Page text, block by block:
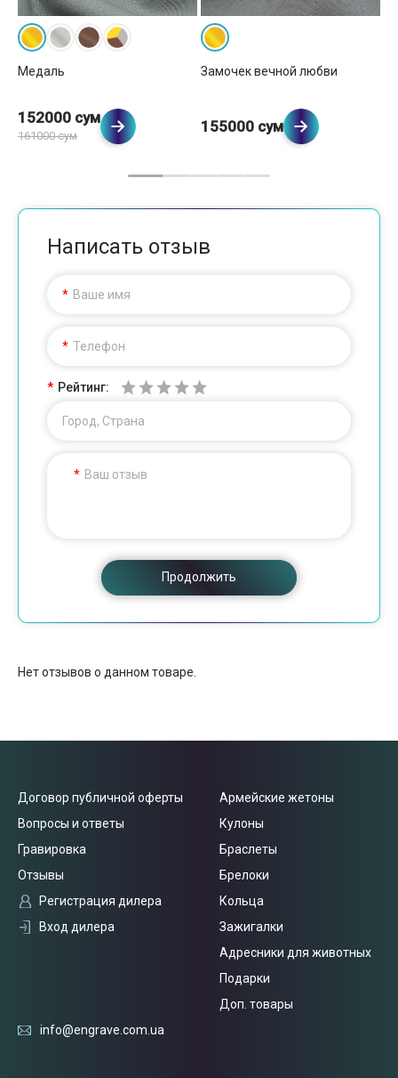
Медаль
152000 сум
161000 сум
Замочек вечной любви
155000 сум
Написать отзыв
Ваше имя
Телефон
Рейтинг:
Город, Страна
Ваш отзыв
Продолжить
Нет отзывов о данном товаре.
Договор публичной оферты
Вопросы и ответы
Гравировка
Отзывы
Регистрация дилера
Вход дилера
Армейские жетоны
Кулоны
Браслеты
Брелоки
Кольца
Зажигалки
Адресники для животных
Подарки
Доп. товары
info@engrave.com.ua